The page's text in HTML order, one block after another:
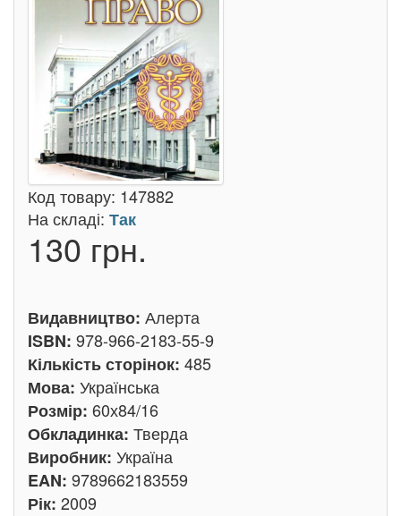
Код товару: 147882
На складі: Так
130 грн.
Видавництво: Алерта
ISBN: 978-966-2183-55-9
Кількість сторінок: 485
Мова: Українська
Розмір: 60х84/16
Обкладинка: Тверда
Виробник: Україна
EAN: 9789662183559
Рік: 2009